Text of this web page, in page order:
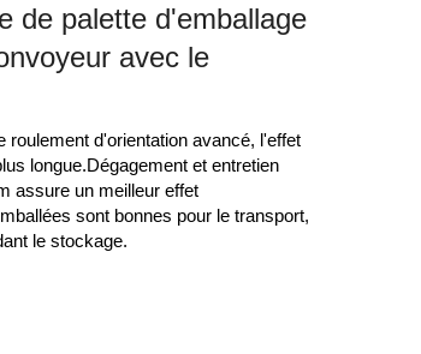
de palette d'emballage
avec le
d'orientation avancé, l'effet
longue.Dégagement et entretien
assure un meilleur effet
sont bonnes pour le transport,
le stockage.